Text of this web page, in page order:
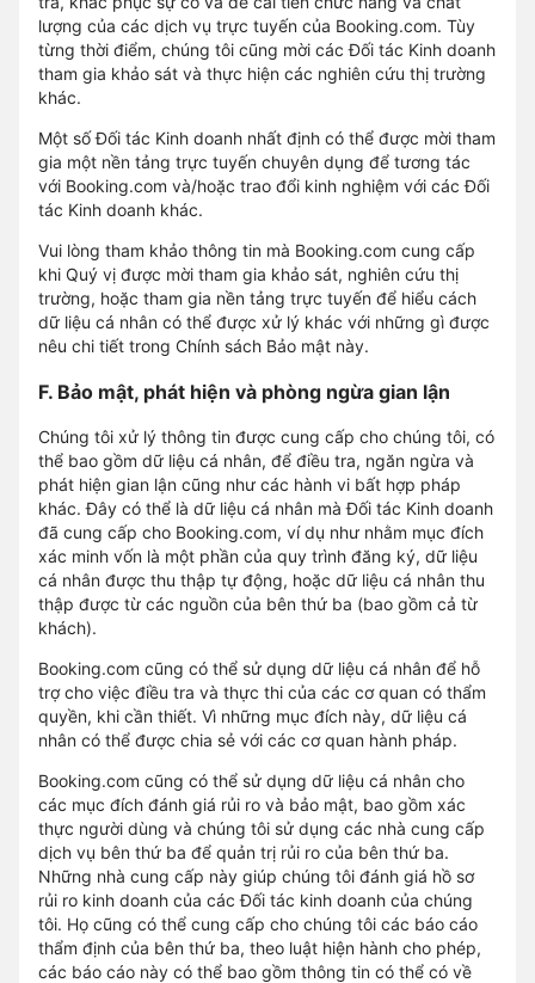
lượng của các dịch vụ trực tuyến của Booking.com. Tùy
từng thời điểm, chúng tôi cũng mời các Đối tác Kinh doanh
tham gia khảo sát và thực hiện các nghiên cứu thị trường
khác.
Một số Đối tác Kinh doanh nhất định có thể được mời tham
gia một nền tảng trực tuyến chuyên dụng để tương tác
với Booking.com và/hoặc trao đổi kinh nghiệm với các Đối
tác Kinh doanh khác.
Vui lòng tham khảo thông tin mà Booking.com cung cấp
khi Quý vị được mời tham gia khảo sát, nghiên cứu thị
trường, hoặc tham gia nền tảng trực tuyến để hiểu cách
dữ liệu cá nhân có thể được xử lý khác với những gì được
nêu chi tiết trong Chính sách Bảo mật này.
F. Bảo mật, phát hiện và phòng ngừa gian lận
Chúng tôi xử lý thông tin được cung cấp cho chúng tôi, có
thể bao gồm dữ liệu cá nhân, để điều tra, ngăn ngừa và
phát hiện gian lận cũng như các hành vi bất hợp pháp
khác. Đây có thể là dữ liệu cá nhân mà Đối tác Kinh doanh
đã cung cấp cho Booking.com, ví dụ như nhằm mục đích
xác minh vốn là một phần của quy trình đăng ký, dữ liệu
cá nhân được thu thập tự động, hoặc dữ liệu cá nhân thu
thập được từ các nguồn của bên thứ ba (bao gồm cả từ
khách).
Booking.com cũng có thể sử dụng dữ liệu cá nhân để hỗ
trợ cho việc điều tra và thực thi của các cơ quan có thẩm
quyền, khi cần thiết. Vì những mục đích này, dữ liệu cá
nhân có thể được chia sẻ với các cơ quan hành pháp.
Booking.com cũng có thể sử dụng dữ liệu cá nhân cho
các mục đích đánh giá rủi ro và bảo mật, bao gồm xác
thực người dùng và chúng tôi sử dụng các nhà cung cấp
dịch vụ bên thứ ba để quản trị rủi ro của bên thứ ba.
Những nhà cung cấp này giúp chúng tôi đánh giá hồ sơ
rủi ro kinh doanh của các Đối tác kinh doanh của chúng
tôi. Họ cũng có thể cung cấp cho chúng tôi các báo cáo
thẩm định của bên thứ ba, theo luật hiện hành cho phép,
các báo cáo này có thể bao gồm thông tin có thể có về